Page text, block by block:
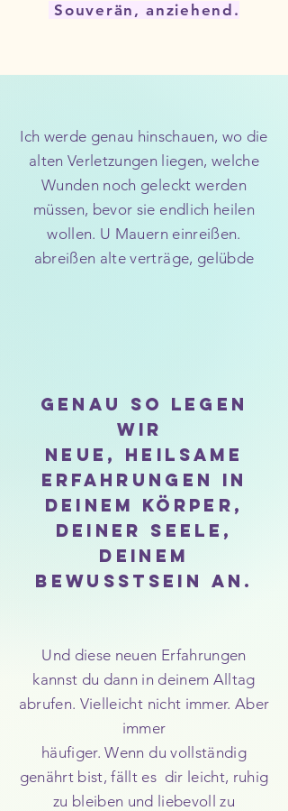
Souverän, anziehend.
Ich werde genau hinschauen, wo die
alten Verletzungen liegen, welche
Wunden noch geleckt werden
müssen, bevor sie endlich heilen
wollen. U Mauern einreißen.
abreißen alte verträge, gelübde
genau so legen
wir
neue, heilsame
Erfahrungen in
deinem Körper,
deiner Seele,
deinem
Bewusstsein an.
Und diese neuen Erfahrungen
kannst du dann in deinem Alltag
abrufen. Vielleicht nicht immer. Aber
immer
häufiger. Wenn du vollständig
genährt bist, fällt es dir leicht, ruhig
zu bleiben und liebevoll zu